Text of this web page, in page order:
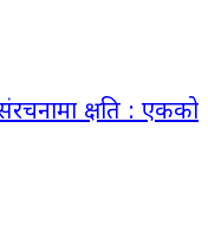
क्षति : एकको